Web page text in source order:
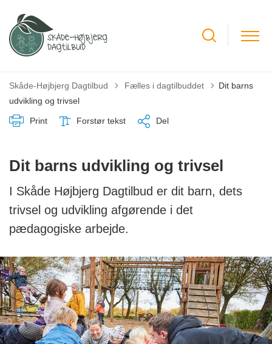
Skåde-Højbjerg Dagtilbud Tilbage til
Fælles i dagtilbuddet
Dit barns
udvikling og trivsel
Print Forstør tekst Del
Dit barns udvikling og trivsel
I Skåde Højbjerg Dagtilbud er dit barn, dets
trivsel og udvikling afgørende i det
pædagogiske arbejde.